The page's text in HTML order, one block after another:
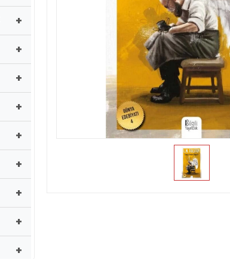
+
+
+
+
+
+
+
+
+